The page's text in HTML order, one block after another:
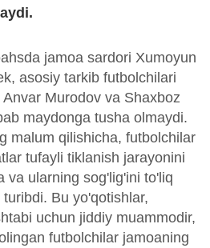
jamoa sardori Xumoyun
asosiy tarkib futbolchilari
Murodov va Shaxboz
maydonga tusha olmaydi.
malum qilishicha, futbolchilar
tufayli tiklanish jarayonini
va ularning sog'lig'ini to'liq
Bu yo'qotishlar,
uchun jiddiy muammodir,
futbolchilar jamoaning